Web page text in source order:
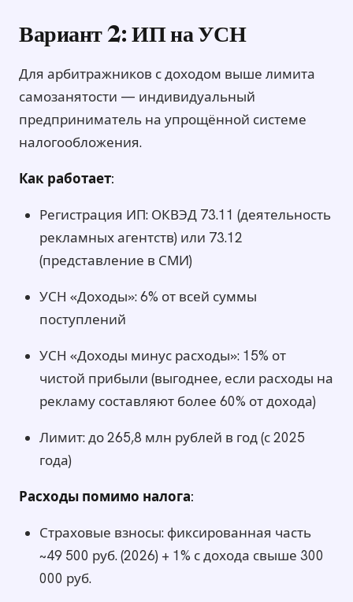
Вариант 2: ИП на УСН
Для арбитражников с доходом выше лимита
самозанятости — индивидуальный
предприниматель на упрощённой системе
налогообложения.
Как работает:
Регистрация ИП: ОКВЭД 73.11 (деятельность
рекламных агентств) или 73.12
(представление в СМИ)
УСН «Доходы»: 6% от всей суммы
поступлений
УСН «Доходы минус расходы»: 15% от
чистой прибыли (выгоднее, если расходы на
рекламу составляют более 60% от дохода)
Лимит: до 265,8 млн рублей в год (с 2025
года)
Расходы помимо налога:
Страховые взносы: фиксированная часть
~49 500 руб. (2026) + 1% с дохода свыше 300
000 руб.